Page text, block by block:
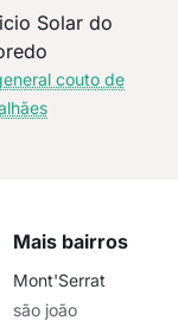
Solar do
couto de
Mais bairros
Mont'Serrat
são joão